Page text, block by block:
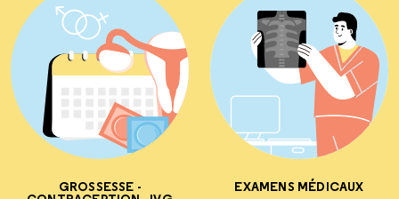
GROSSESSE - EXAMENS MÉDICAUX